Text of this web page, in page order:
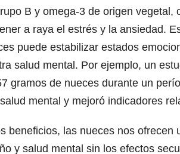
B y omega-3 de origen
a raya el estrés y la ansiedad.
puede estabilizar estados
salud mental. Por ejemplo, un
gramos de nueces durante un
mental y mejoró indicadores
beneficios, las nueces nos
y salud mental sin los efectos